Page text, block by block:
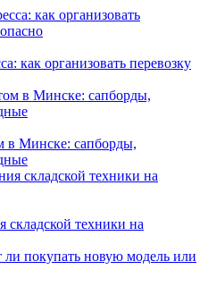
как организовать перевозку
в Минске: сапборды,
складской техники на